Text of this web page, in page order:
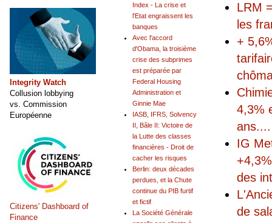
LRM
les
+
4,3%
ans....
IG
des
de
Index - La crise et
l'Etat engraissent les
banques
Avec l'accord
d'Obama, la troisième
crise des subprimes
est préparée par
Federal Housing
Administration et
Ginnie Mae
IASB, IFRS, Solvency
II, Bâle II: Victoire de
la Lutte des classes
financières - Droit de
cacher les risques
Berlin: deux décades
perdues, et la Chute
continue du PIB furtif
et fictif
La Société Générale
Integrity Watch
Collusion lobbying
vs. Commission
Européenne
Citizens' Dashboard of
Finance